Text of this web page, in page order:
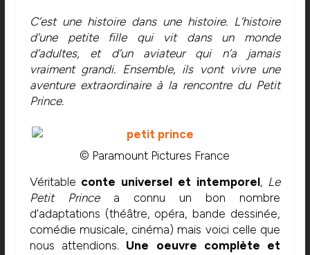
C’est une histoire dans une histoire. L’histoire
d’une petite fille qui vit dans un monde
d’adultes, et d’un aviateur qui n’a jamais
vraiment grandi. Ensemble, ils vont vivre une
aventure extraordinaire à la rencontre du Petit
Prince.
© Paramount Pictures France
Véritable conte universel et intemporel, Le
Petit Princea connu un bon nombre
d’adaptations (théâtre, opéra, bande dessinée,
comédie musicale, cinéma) mais voici celle que
nous attendions. Une
oeuvre complète et